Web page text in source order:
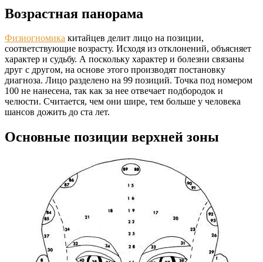
Возрастная панорама
Физиогномика китайцев делит лицо на позиции,
соответствующие возрасту. Исходя из отклонений, объясняет
характер и судьбу. А поскольку характер и болезни связаны
друг с другом, на основе этого производят постановку
диагноза. Лицо разделено на 99 позиций. Точка под номером
100 не нанесена, так как за нее отвечает подбородок и
челюсти. Считается, чем они шире, тем больше у человека
шансов дожить до ста лет.
Основные позиции верхней зоны